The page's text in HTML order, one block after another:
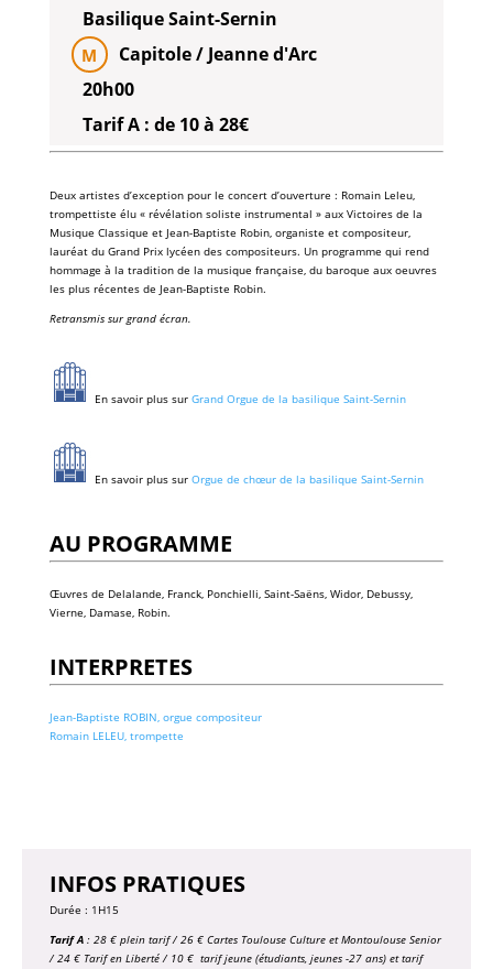
Basilique Saint-Sernin
M
Capitole / Jeanne d'Arc
20h00
Tarif A : de 10 à 28€
Deux artistes d’exception pour le concert d’ouverture : Romain Leleu,
trompettiste élu « révélation soliste instrumental » aux Victoires de la
Musique Classique et Jean-Baptiste Robin, organiste et compositeur,
lauréat du Grand Prix lycéen des compositeurs. Un programme qui rend
hommage à la tradition de la musique française, du baroque aux oeuvres
les plus récentes de Jean-Baptiste Robin.
Retransmis sur grand écran.
En savoir plus sur Grand Orgue de la basilique Saint-Sernin
En savoir plus sur Orgue de chœur de la basilique Saint-Sernin
AU PROGRAMME
Œuvres de Delalande, Franck, Ponchielli, Saint-Saëns, Widor, Debussy,
Vierne, Damase, Robin.
INTERPRETES
Jean-Baptiste ROBIN, orgue compositeur
Romain LELEU, trompette
INFOS PRATIQUES
Durée : 1H15
Tarif A : 28 € plein tarif / 26 € Cartes Toulouse Culture et Montoulouse Senior
/ 24 € Tarif en Liberté / 10 € tarif jeune (étudiants, jeunes -27 ans) et tarif